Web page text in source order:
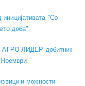
"Со
доба"
АГРО ЛИДЕР добитник
Ноември
и можности